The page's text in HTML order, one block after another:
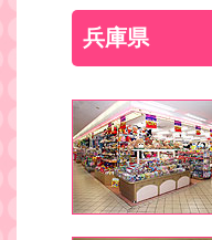
兵庫県